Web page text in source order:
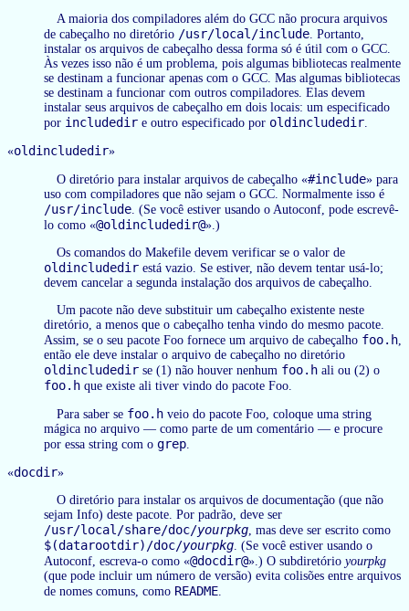
A maioria dos compiladores além do GCC não procura arquivos
de cabeçalho no diretório /usr/local/include. Portanto,
instalar os arquivos de cabeçalho dessa forma só é útil com o GCC.
Às vezes isso não é um problema, pois algumas bibliotecas realmente
se destinam a funcionar apenas com o GCC. Mas algumas bibliotecas
se destinam a funcionar com outros compiladores. Elas devem
instalar seus arquivos de cabeçalho em dois locais: um especificado
por includedir e outro especificado por oldincludedir.
«oldincludedir»
O diretório para instalar arquivos de cabeçalho «#include» para
uso com compiladores que não sejam o GCC. Normalmente isso é
/usr/include. (Se você estiver usando o Autoconf, pode escrevê-
lo como «@oldincludedir@».)
Os comandos do Makefile devem verificar se o valor de
oldincludedir está vazio. Se estiver, não devem tentar usá-lo;
devem cancelar a segunda instalação dos arquivos de cabeçalho.
Um pacote não deve substituir um cabeçalho existente neste
diretório, a menos que o cabeçalho tenha vindo do mesmo pacote.
Assim, se o seu pacote Foo fornece um arquivo de cabeçalho foo.h,
então ele deve instalar o arquivo de cabeçalho no diretório
oldincludedir se (1) não houver nenhum foo.h ali ou (2) o
foo.h que existe ali tiver vindo do pacote Foo.
Para saber se foo.h veio do pacote Foo, coloque uma string
mágica no arquivo — como parte de um comentário — e procure
por essa string com o grep.
«docdir»
O diretório para instalar os arquivos de documentação (que não
sejam Info) deste pacote. Por padrão, deve ser
/usr/local/share/doc/yourpkg, mas deve ser escrito como
$(datarootdir)/doc/yourpkg. (Se você estiver usando o
Autoconf, escreva-o como «@docdir@».) O subdiretório yourpkg
(que pode incluir um número de versão) evita colisões entre arquivos
de nomes comuns, como README.